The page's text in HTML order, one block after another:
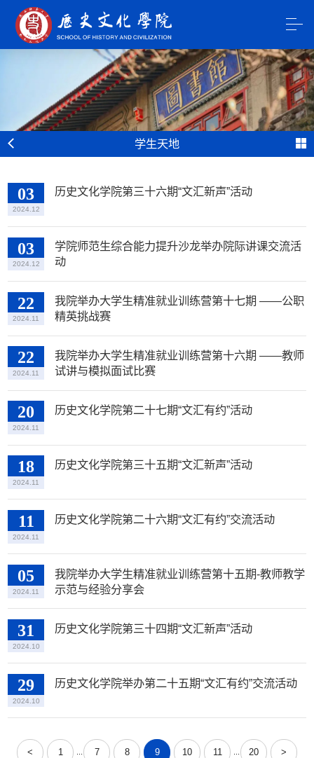
学生天地
03
2024.12
历史文化学院第三十六期“文汇新声”活动
03
2024.12
学院师范生综合能力提升沙龙举办院际讲课交流活
动
22
2024.11
我院举办大学生精准就业训练营第十七期 ——公职
精英挑战赛
22
2024.11
我院举办大学生精准就业训练营第十六期 ——教师
试讲与模拟面试比赛
20
2024.11
历史文化学院第二十七期“文汇有约”活动
18
2024.11
历史文化学院第三十五期“文汇新声”活动
11
2024.11
历史文化学院第二十六期“文汇有约”交流活动
05
2024.11
我院举办大学生精准就业训练营第十五期-教师教学
示范与经验分享会
31
2024.10
历史文化学院第三十四期“文汇新声”活动
29
2024.10
历史文化学院举办第二十五期“文汇有约”交流活动
< 1 7 8 9 10 11 20 >